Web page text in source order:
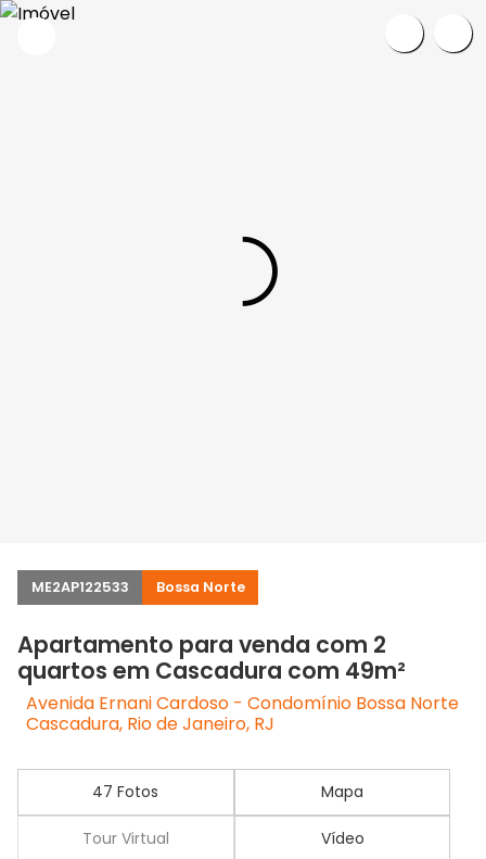
ME2AP122533 Bossa Norte
Apartamento para venda com 2
quartos em Cascadura com 49m²
Avenida Ernani Cardoso - Condomínio Bossa Norte
Cascadura, Rio de Janeiro, RJ
47 Fotos Mapa
Tour Virtual Vídeo